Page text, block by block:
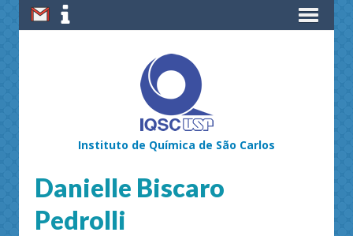
Instituto de Química de São Carlos
Danielle Biscaro
Pedrolli